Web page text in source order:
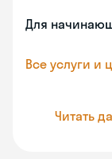
Для
Все услуги и
Читать